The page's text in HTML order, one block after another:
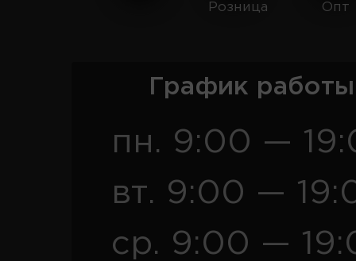
Розница Опт
График
пн. 9:00 —
вт. 9:00 —
ср. 9:00 —